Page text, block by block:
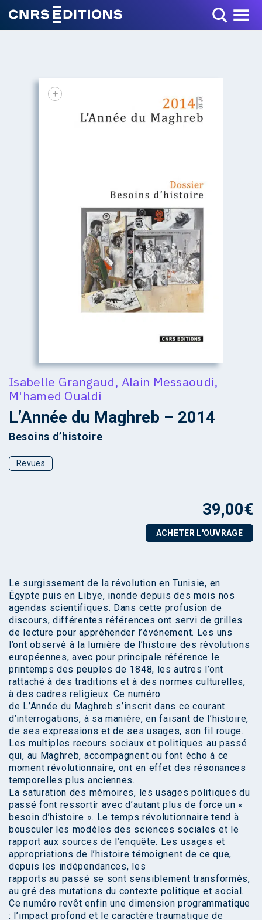
Toggle Menu
+
Isabelle Grangaud, Alain Messaoudi,
M'hamed Oualdi
L’Année du Maghreb – 2014
Besoins d’histoire
Revues
39,00€
ACHETER L'OUVRAGE
Le surgissement de la révolution en Tunisie, en
Égypte puis en Libye, inonde depuis des mois nos
agendas scientifiques. Dans cette profusion de
discours, différentes références ont servi de grilles
de lecture pour appréhender l’événement. Les uns
l’ont observé à la lumière de l’histoire des révolutions
européennes, avec pour principale référence le
printemps des peuples de 1848, les autres l’ont
rattaché à des traditions et à des normes culturelles,
à des cadres religieux. Ce numéro
de L’Année du Maghreb s’inscrit dans ce courant
d’interrogations, à sa manière, en faisant de l’histoire,
de ses expressions et de ses usages, son fil rouge.
Les multiples recours sociaux et politiques au passé
qui, au Maghreb, accompagnent ou font écho à ce
moment révolutionnaire, ont en effet des résonances
temporelles plus anciennes.
La saturation des mémoires, les usages politiques du
passé font ressortir avec d’autant plus de force un «
besoin d’histoire ». Le temps révolutionnaire tend à
bousculer les modèles des sciences sociales et le
rapport aux sources de l’enquête. Les usages et
appropriations de l’histoire témoignent de ce que,
depuis les indépendances, les
rapports au passé se sont sensiblement transformés,
au gré des mutations du contexte politique et social.
Ce numéro revêt enfin une dimension programmatique
: l’impact profond et le caractère traumatique de